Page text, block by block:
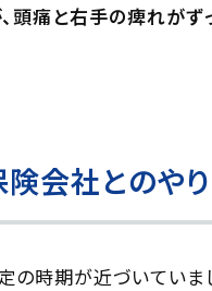
頭痛と右手の痺れが
会社とのや
の時期が近づいていま